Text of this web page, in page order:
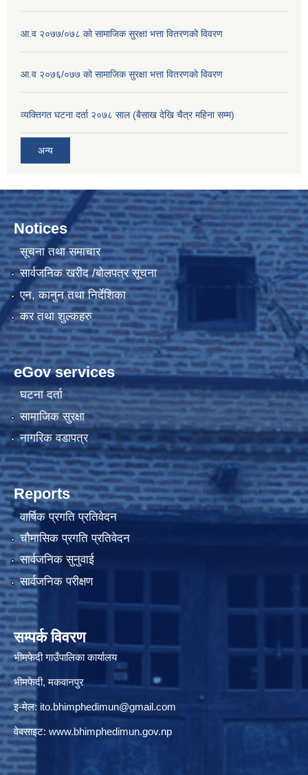
आ.व २०७७/०७८ को सामाजिक सुरक्षा भत्ता वितरणको विवरण
आ.व २०७६/०७७ को सामाजिक सुरक्षा भत्ता वितरणको विवरण
व्यक्तिगत घटना दर्ता २०७८ साल (बैसाख देखि चैत्र महिना सम्म)
अन्य
Notices
सूचना तथा समाचार
सार्वजनिक खरीद /बोलपत्र सूचना
एन, कानुन तथा निर्देशिका
कर तथा शुल्कहरु
eGov services
घटना दर्ता
सामाजिक सुरक्षा
नागरिक वडापत्र
Reports
वार्षिक प्रगति प्रतिवेदन
चौमासिक प्रगति प्रतिवेदन
सार्वजनिक सुनुवाई
सार्वजनिक परीक्षण
सम्पर्क विवरण
भीमफेदी गाउँपालिका कार्यालय
भीमफेदी, मकवानपुर
इ-मेल: ito.bhimphedimun@gmail.com
वेबसाइट: www.bhimphedimun.gov.np